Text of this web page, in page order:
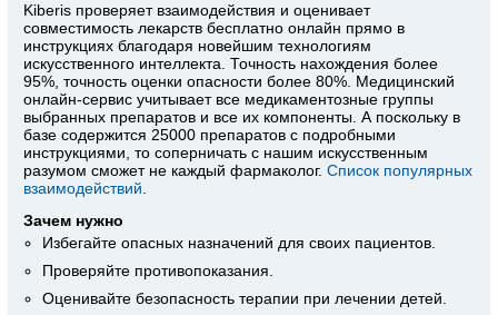
Kiberis проверяет взаимодействия и оценивает
совместимость лекарств бесплатно онлайн прямо в
инструкциях благодаря новейшим технологиям
искусственного интеллекта. Точность нахождения более
95%, точность оценки опасности более 80%. Медицинский
онлайн-сервис учитывает все медикаментозные группы
выбранных препаратов и все их компоненты. А поскольку в
базе содержится 25000 препаратов с подробными
инструкциями, то соперничать с нашим искусственным
разумом сможет не каждый фармаколог.Список популярных
взаимодействий
Зачем нужно
Избегайте опасных назначений для своих пациентов.
Проверяйте противопоказания.
Оценивайте безопасность терапии при лечении детей.